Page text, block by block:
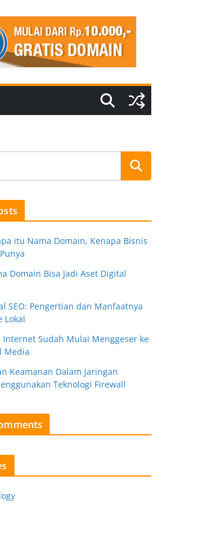
itu Nama Domain, Kenapa Bisnis
Domain Bisa Jadi Aset Digital
SEO: Pengertian dan Manfaatnya
Lokal
Internet Sudah Mulai Menggeser ke
Media
Keamanan Dalam Jaringan
Teknologi Firewall